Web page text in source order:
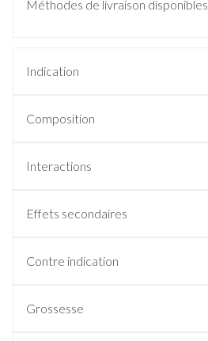
Méthodes de livraison disponibles
Indication
Composition
Interactions
Effets secondaires
Contre indication
Grossesse